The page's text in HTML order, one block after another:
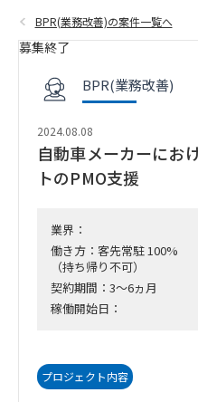
BPR(業務改善)の案件一覧へ
募集終了
BPR(業務改善)
2024.08.08
自動車メーカーにお
トのPMO支援
業界：
働き方：客先常駐 100%
（持ち帰り不可）
契約期間：3～6ヵ月
稼働開始日：
プロジェクト内容